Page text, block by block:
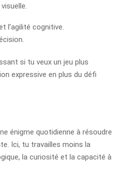
l’agilité cognitive.
si tu veux un jeu plus
expressive en plus du défi
énigme quotidienne à résoudre
Ici, tu travailles moins la
la curiosité et la capacité à